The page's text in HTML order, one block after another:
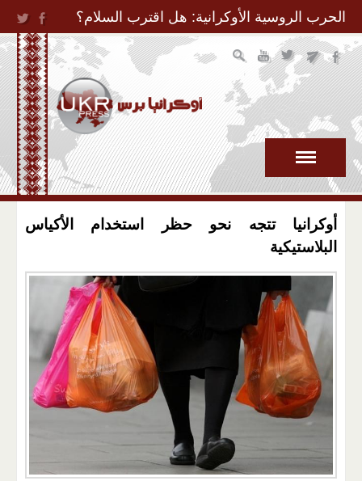
Jump to Navigation
الحرب الروسية الأوكرانية: هل اقترب السلام؟
أوكرانيا تتجه نحو حظر استخدام الأكياس
البلاستيكية